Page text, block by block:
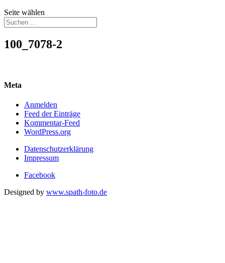
Seite wählen
100_7078-2
Meta
Anmelden
Feed der Einträge
Kommentar-Feed
WordPress.org
Datenschutzerklärung
Impressum
Facebook
Designed by www.spath-foto.de